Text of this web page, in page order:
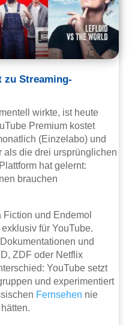
zu Streaming-
wirkte, ist heute
Premium kostet
(Einzelabo) und
als die drei ursprünglichen
hat gelernt:
brauchen
und Endemol
für YouTube.
und
ZDF oder Netflix
YouTube setzt
und experimentiert
Fernsehen nie